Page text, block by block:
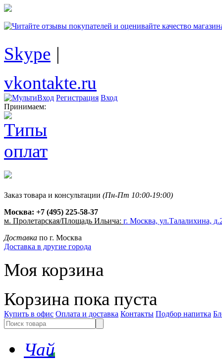
Skype |
vkontakte.ru
Регистрация Вход
Принимаем:
Заказ товара и консультации (Пн-Пт 10:00-19:00)
Москва: +7 (495) 225-58-37
м. Пролетарская/Площадь Ильича: г. Москва, ул.Талалихина,
Доставка по г. Москва
Доставка в другие города
Моя корзина
Корзина пока пуста
Купить в офис Оплата и доставка Контакты Подбор напитка
Чай